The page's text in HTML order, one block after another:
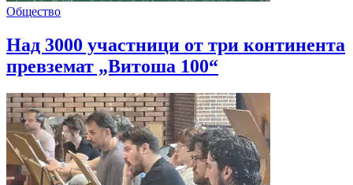
Общество
Над 3000 участници от три континента
превземат „Витоша 100“